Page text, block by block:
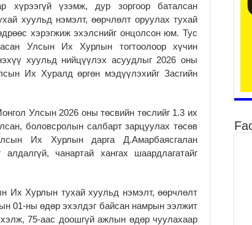
хүрээгүй үзэмж, дур зоргоор баталсан
хуульд нэмэлт, өөрчлөлт оруулах тухай
хэрэгжиж эхэлснийг онцолсон юм. Тус
Улсын Их Хурлын тогтоолоор хүчин
хуульд нийцүүлэх асуудлыг 2026 оны
Их Хуралд өргөн мэдүүлэхийг Засгийн
Улсын 2026 оны төсвийн төслийг 1.3 их
боловсролын салбарт зарцуулах төсөв
Их Хурлын дарга Д.Амарбаясгалан
чанартай хангах шаардлагатайг
Их Хурлын тухай хуульд нэмэлт, өөрчлөлт
01-ны өдөр эхэлдэг байсан намрын ээлжит
75-аас доошгүй ажлын өдөр чуулахаар